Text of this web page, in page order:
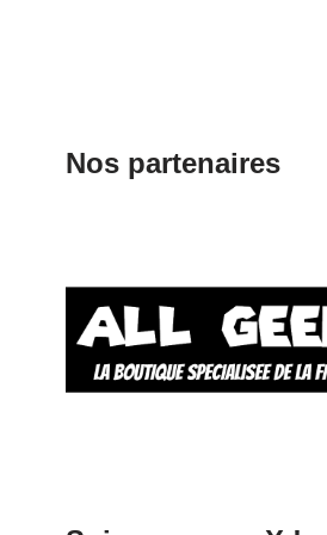
Nos partenaires